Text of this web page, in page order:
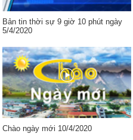
Bản tin thời sự 9 giờ 10 phút ngày
5/4/2020
Chào ngày mới 10/4/2020